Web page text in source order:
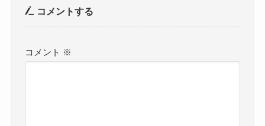
コメントする
コメント ※